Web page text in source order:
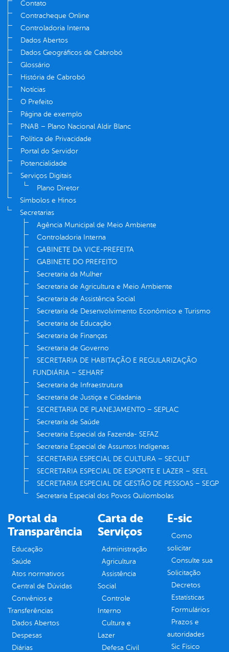
Contato
Contracheque Online
Controladoria Interna
Dados Abertos
Dados Geográficos de Cabrobó
Glossário
História de Cabrobó
Notícias
O Prefeito
Página de exemplo
PNAB – Plano Nacional Aldir Blanc
Política de Privacidade
Portal do Servidor
Potencialidade
Serviços Digitais
Plano Diretor
Símbolos e Hinos
Secretarias
Agência Municipal de Meio Ambiente
Controladoria Interna
GABINETE DA VICE-PREFEITA
GABINETE DO PREFEITO
Secretaria da Mulher
Secretaria de Agricultura e Meio Ambiente
Secretaria de Assistência Social
Secretaria de Desenvolvimento Econômico e Turismo
Secretaria de Educação
Secretaria de Finanças
Secretaria de Governo
SECRETARIA DE HABITAÇÃO E REGULARIZAÇÃO
FUNDIÁRIA – SEHARF
Secretaria de Infraestrutura
Secretaria de Justiça e Cidadania
SECRETARIA DE PLANEJAMENTO – SEPLAC
Secretaria de Saúde
Secretaria Especial da Fazenda- SEFAZ
Secretaria Especial de Assuntos Indígenas
SECRETARIA ESPECIAL DE CULTURA – SECULT
SECRETARIA ESPECIAL DE ESPORTE E LAZER – SEEL
SECRETARIA ESPECIAL DE GESTÃO DE PESSOAS – SEGP
Secretaria Especial dos Povos Quilombolas
Portal da
Transparência
Educação
Saúde
Atos normativos
Central de Dúvidas
Convênios e
Transferências
Dados Abertos
Despesas
Diárias
Carta de
Serviços
Administração
Agricultura
Assistência
Social
Controle
Interno
Cultura e
Lazer
Defesa Civil
E-sic
Como
solicitar
Consulte sua
Solicitação
Decretos
Estatísticas
Formulários
Prazos e
autoridades
Sic Físico